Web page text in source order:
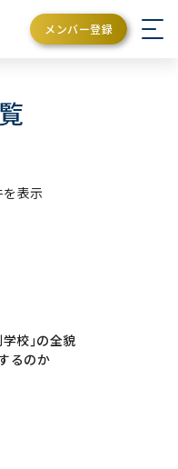
メンバー登録
表示
校｣の全貌
るのか